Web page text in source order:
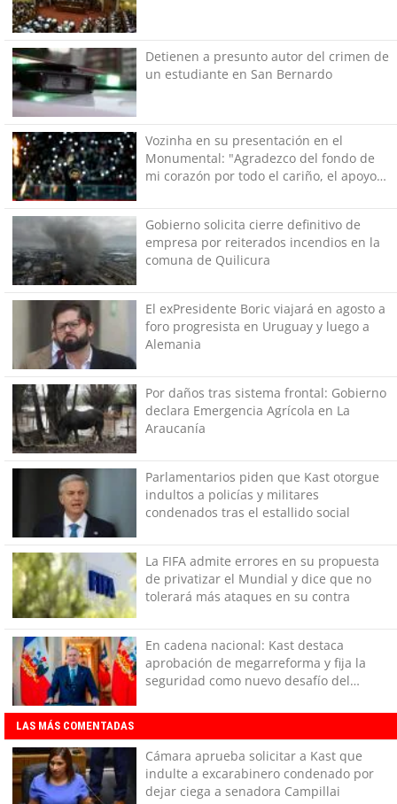
Detienen a presunto autor del crimen de
un estudiante en San Bernardo
Vozinha en su presentación en el
Monumental: "Agradezco del fondo de
mi corazón por todo el cariño, el apoyo
Gobierno solicita cierre definitivo de
empresa por reiterados incendios en la
comuna de Quilicura
El exPresidente Boric viajará en agosto a
foro progresista en Uruguay y luego a
Alemania
Por daños tras sistema frontal: Gobierno
declara Emergencia Agrícola en La
Araucanía
Parlamentarios piden que Kast otorgue
indultos a policías y militares
condenados tras el estallido social
La FIFA admite errores en su propuesta
de privatizar el Mundial y dice que no
tolerará más ataques en su contra
En cadena nacional: Kast destaca
aprobación de megarreforma y fija la
seguridad como nuevo desafío del
LAS MÁS COMENTADAS
Cámara aprueba solicitar a Kast que
indulte a excarabinero condenado por
dejar ciega a senadora Campillai